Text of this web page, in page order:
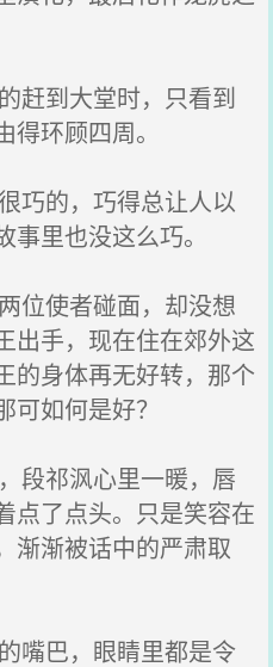
赶到大堂时，只看到
环顾四周。
巧的，巧得总让人以
里也没这么巧。
位使者碰面，却没想
出手，现在住在郊外这
的身体再无好转，那个
如何是好？
段祁沨心里一暖，唇
点了点头。只是笑容在
渐渐被话中的严肃取
嘴巴，眼睛里都是令